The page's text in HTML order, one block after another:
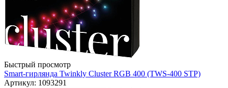
Быстрый просмотр
Smart-гирлянда Twinkly Cluster RGB 400 (TWS-400 STP)
Артикул: 1093291